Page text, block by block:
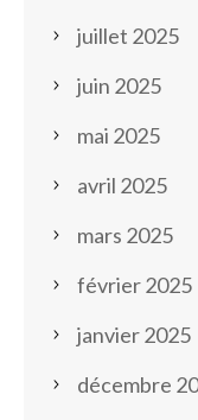
juillet 2025
juin 2025
mai 2025
avril 2025
mars 2025
février 2025
janvier 2025
décembre